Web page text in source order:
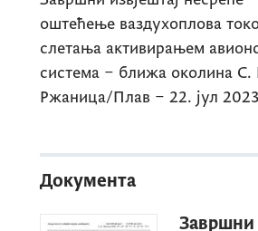
оштећење ваздухоплова
слетања активирањем
система – ближа околина С.
Ржаница/Плав – 22. јул
Документа
Завршни